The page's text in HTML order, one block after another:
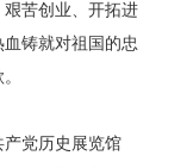
苦创业、开拓进
铸就对祖国的忠
党历史展览馆